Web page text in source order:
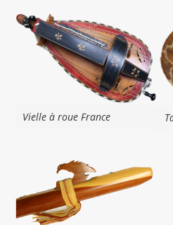
Vielle à roue France